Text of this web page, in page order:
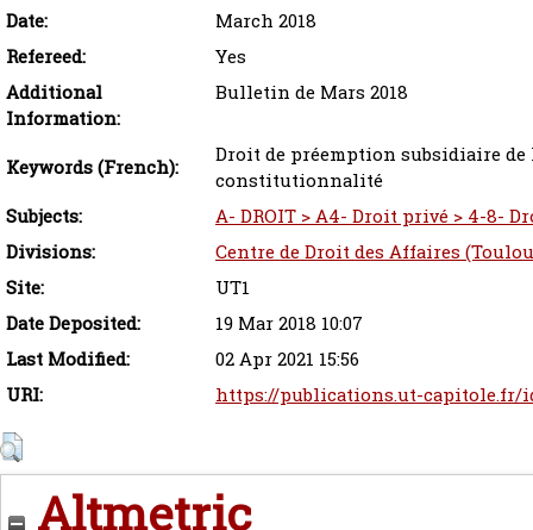
Date:
March 2018
Refereed:
Yes
Additional
Information:
Bulletin de Mars 2018
Keywords (French):
Droit de préemption subsidiaire
constitutionnalité
Subjects:
A- DROIT > A4- Droit privé > 4-8-
Divisions:
Centre de Droit des Affaires
Site:
UT1
Date Deposited:
19 Mar 2018 10:07
Last Modified:
02 Apr 2021 15:56
URI:
https://publications.ut-capitole.fr/
Altmetric